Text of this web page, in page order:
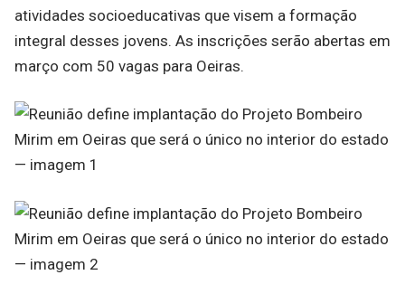
atividades socioeducativas que visem a formação
integral desses jovens. As inscrições serão abertas em
março com 50 vagas para Oeiras.